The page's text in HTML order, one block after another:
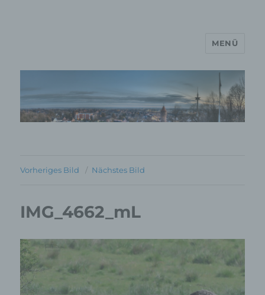
MP Mario Porten Beratung
Training Coaching
MENÜ
Vorheriges Bild Nächstes Bild
IMG_4662_mL